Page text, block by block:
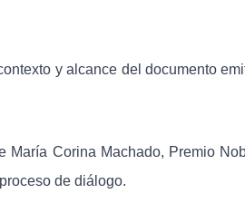
y alcance del documento
María Corina Machado, Premio
de diálogo.